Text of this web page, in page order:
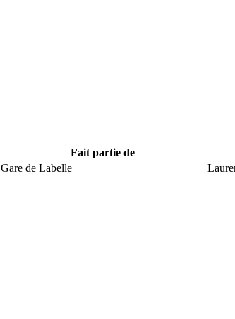
Fait partie de
Gare de Labelle